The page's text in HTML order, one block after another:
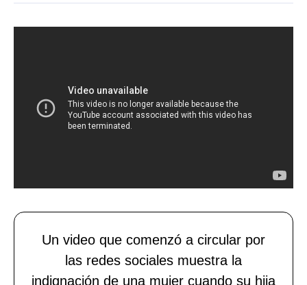
Un video que comenzó a circular por
las redes sociales muestra la
indignación de una mujer cuando su hija